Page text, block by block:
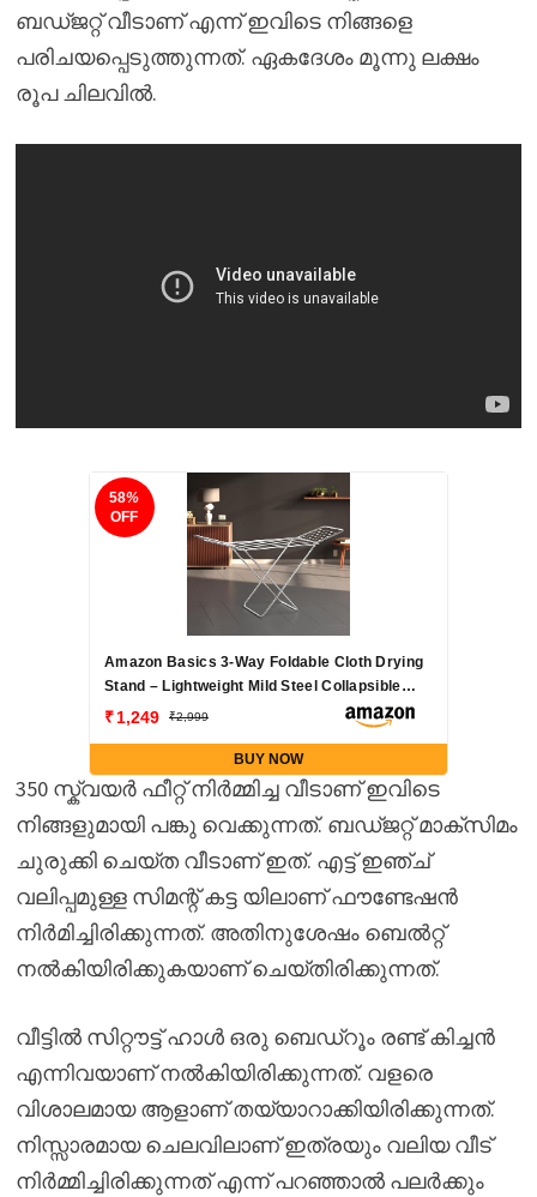
ബഡ്ജറ്റ് വീടാണ് എന്ന് ഇവിടെ നിങ്ങളെ
പരിചയപ്പെടുത്തുന്നത്. ഏകദേശം മൂന്നു ലക്ഷം
രൂപ ചിലവിൽ.
Amazon Basics 3-Way Foldable Cloth Drying
Stand – Lightweight Mild Steel Collapsible
Rack with 20 Rails & 42 Ft Rack Length
1,249 2,999
58%
OFF
BUY NOW
350 സ്ക്വയർ ഫീറ്റ് നിർമ്മിച്ച വീടാണ് ഇവിടെ
നിങ്ങളുമായി പങ്കു വെക്കുന്നത്. ബഡ്ജറ്റ് മാക്സിമം
ചുരുക്കി ചെയ്ത വീടാണ് ഇത്. എട്ട് ഇഞ്ച്
വലിപ്പമുള്ള സിമന്റ് കട്ട യിലാണ് ഫൗണ്ടേഷൻ
നിർമിച്ചിരിക്കുന്നത്. അതിനുശേഷം ബെൽറ്റ്‌
നൽകിയിരിക്കുകയാണ് ചെയ്തിരിക്കുന്നത്.
വീട്ടിൽ സിറ്റൗട്ട് ഹാൾ ഒരു ബെഡ്റൂം രണ്ട് കിച്ചൻ
എന്നിവയാണ് നൽകിയിരിക്കുന്നത്. വളരെ
വിശാലമായ ആളാണ് തയ്യാറാക്കിയിരിക്കുന്നത്.
നിസ്സാരമായ ചെലവിലാണ് ഇത്രയും വലിയ വീട്
നിർമ്മിച്ചിരിക്കുന്നത് എന്ന് പറഞ്ഞാൽ പലർക്കും